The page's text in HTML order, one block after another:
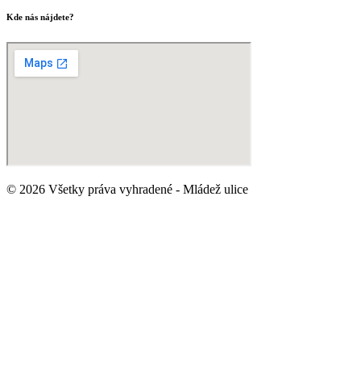
Kde nás nájdete?
© 2026 Všetky práva vyhradené - Mládež ulice